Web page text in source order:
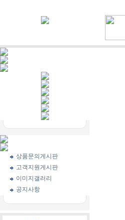
상품문의게시판
고객지원게시판
이미지갤러리
공지사항